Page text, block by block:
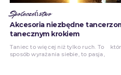
Społeczeństwo
Akcesoria niezbędne
tanecznym krokiem
Taniec to więcej niż tylko ruch. To
sposób wyrażania siebie, to pasja,